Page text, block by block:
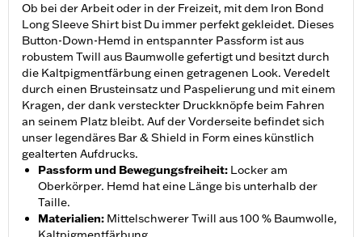
Ob bei der Arbeit oder in der Freizeit, mit dem Iron Bond
Long Sleeve Shirt bist Du immer perfekt gekleidet. Dieses
Button-Down-Hemd in entspannter Passform ist aus
robustem Twill aus Baumwolle gefertigt und besitzt durch
die Kaltpigmentfärbung einen getragenen Look. Veredelt
durch einen Brusteinsatz und Paspelierung und mit einem
Kragen, der dank versteckter Druckknöpfe beim Fahren
an seinem Platz bleibt. Auf der Vorderseite befindet sich
unser legendäres Bar & Shield in Form eines künstlich
gealterten Aufdrucks.
Passform und Bewegungsfreiheit: Locker am
Oberkörper. Hemd hat eine Länge bis unterhalb der
Taille.
Materialien: Mittelschwerer Twill aus 100 % Baumwolle,